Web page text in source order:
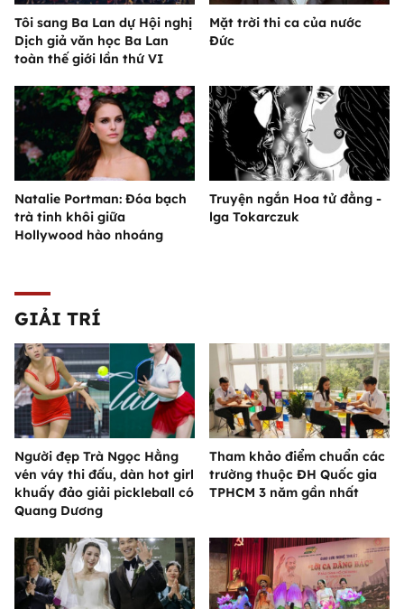
Tôi sang Ba Lan dự Hội nghị
Dịch giả văn học Ba Lan
toàn thế giới lần thứ VI
Mặt trời thi ca của nước
Đức
Natalie Portman: Đóa bạch
trà tinh khôi giữa
Hollywood hào nhoáng
Truyện ngắn Hoa tử đằng -
lga Tokarczuk
GIẢI TRÍ
Người đẹp Trà Ngọc Hằng
vén váy thi đấu, dàn hot girl
khuấy đảo giải pickleball có
Quang Dương
Tham khảo điểm chuẩn các
trường thuộc ĐH Quốc gia
TPHCM 3 năm gần nhất